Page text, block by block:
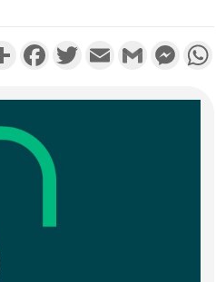
PartagerFacebookTwitterEmail Gmail
résiduels de cacao, des
sociétés coopératives et